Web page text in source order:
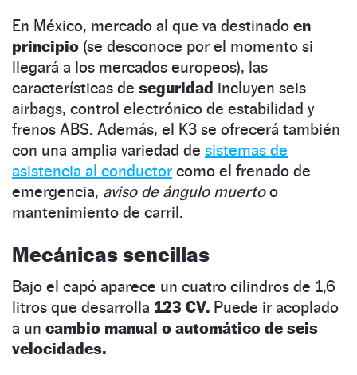
En México, mercado al que va destinado en
principio (se desconoce por el momento si
llegará a los mercados europeos), las
características de seguridad incluyen seis
airbags, control electrónico de estabilidad y
frenos ABS. Además, el K3 se ofrecerá también
con una amplia variedad de sistemas de
asistencia al conductor como el frenado de
emergencia, aviso de ángulo muertoo
mantenimiento de carril.
Mecánicas sencillas
Bajo el capó aparece un cuatro cilindros de 1,6
litros que desarrolla 123 CV. Puede ir acoplado
a un cambio manual o automático de seis
velocidades.